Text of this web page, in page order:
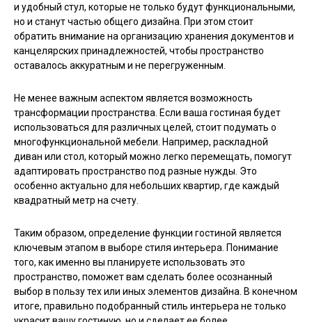
и удобный стул, которые не только будут функциональными,
но и станут частью общего дизайна. При этом стоит
обратить внимание на организацию хранения документов и
канцелярских принадлежностей, чтобы пространство
оставалось аккуратным и не перегруженным.
Не менее важным аспектом является возможность
трансформации пространства. Если ваша гостиная будет
использоваться для различных целей, стоит подумать о
многофункциональной мебели. Например, раскладной
диван или стол, который можно легко перемещать, помогут
адаптировать пространство под разные нужды. Это
особенно актуально для небольших квартир, где каждый
квадратный метр на счету.
Таким образом, определение функции гостиной является
ключевым этапом в выборе стиля интерьера. Понимание
того, как именно вы планируете использовать это
пространство, поможет вам сделать более осознанный
выбор в пользу тех или иных элементов дизайна. В конечном
итоге, правильно подобранный стиль интерьера не только